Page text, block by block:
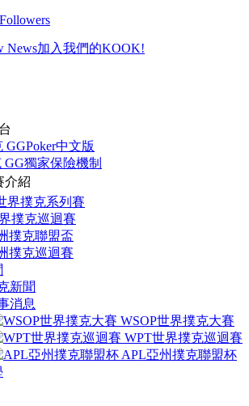
Followers
GGPoker中文版
GG獨家保險機制
介紹
界撲克系列賽
撲克巡迴賽
撲克聯盟盃
撲克巡迴賽
新聞
消息
WSOP世界撲克大賽
WPT世界撲克巡迴賽
APL亞州撲克聯盟杯